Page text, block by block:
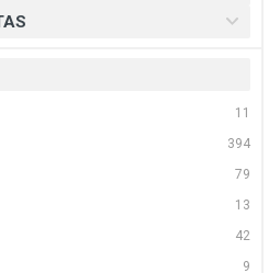
11
394
79
13
42
9